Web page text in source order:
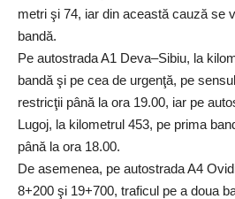
metri şi 74, iar din această cauză se
bandă.
Pe autostrada A1 Deva–Sibiu, la
bandă şi pe cea de urgenţă, pe
restricţii până la ora 19.00, iar pe
Lugoj, la kilometrul 453, pe prima
până la ora 18.00.
De asemenea, pe autostrada A4
8+200 şi 19+700, traficul pe a doua